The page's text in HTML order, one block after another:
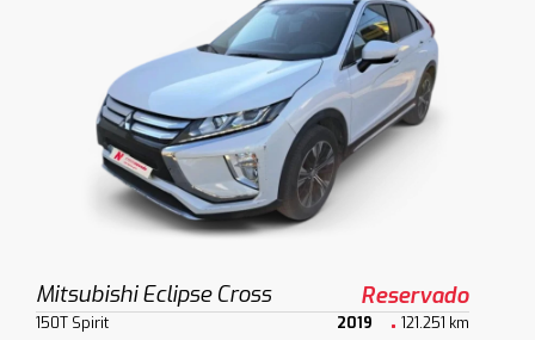
Mitsubishi Eclipse Cross Reservado
150T Spirit 2019 121.251 km